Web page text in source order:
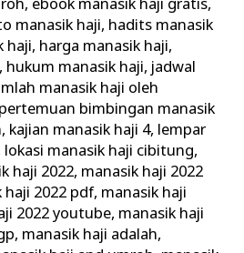
, ebook manasik haji gratis,
manasik haji, hadits manasik
haji, harga manasik haji,
, hukum manasik haji, jadwal
manasik haji oleh
bimbingan manasik
, kajian manasik haji 4, lempar
lokasi manasik haji cibitung,
haji 2022, manasik haji 2022
haji 2022 pdf, manasik haji
2022 youtube, manasik haji
, manasik haji adalah,